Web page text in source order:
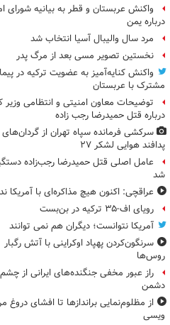
واکنش عربستان و قطر به بیانیه شورای
درباره یمن
مرد سال والیبال آسیا انتخاب شد
نخستین تصویر مسی بعد از مرگ پدر
واکنش کنایه‌آمیز به عضویت ترکیه در
مشترک با عربستان
توضیحات معاون امنیتی و انتظامی وزیر
درباره قتل حمیدرضا رجب زاده
سرکشی فرمانده سپاه تهران از گردان‌های
پدافند هوایی لشکر ۲۷
عامل اصلی قتل حمیدرضا رجب‌زاده
شد
عراقچی: اکنون هیچ مذاکره‌ای با آمریکا
رویای اف-۳۵ ترکیه در بن‌بست
آمریکا نتوانست؛ دیگران هم نمی توانند
سرنگون‌کردن پهپاد اوکراینی با آتش رگبار
روس‌ها
راز عبور مخفی جنگنده‌های ایرانی از چشم
دشمن
از مظلوم‌نمایی براندازها تا افشای دروغ
ویسی